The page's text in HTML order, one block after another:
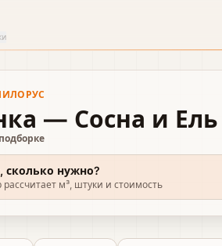
— Сосна и Ель
сколько нужно?
рассчитает м³, штуки и стоимость